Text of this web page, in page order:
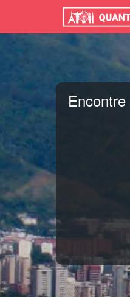
Encontre